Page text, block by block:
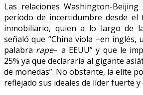
Las relaciones Washington-
período de incertidumbre desde
inmobiliario, quien a lo largo de
señaló que “China viola –en inglés,
palabra rape– a EEUU” y que le
25% ya que declararía al gigante
de monedas”. No obstante, la elite
reflejado sus ideales de líder fuerte